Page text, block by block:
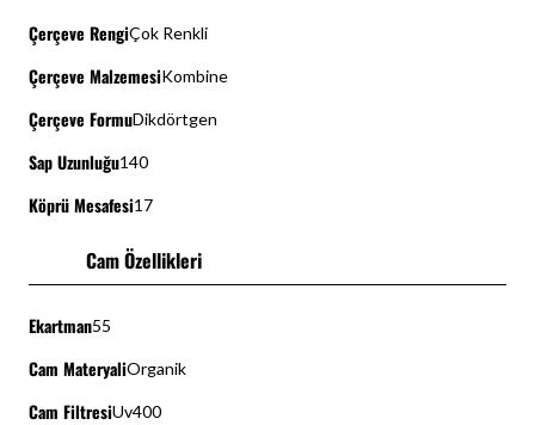
Çerçeve RengiÇok Renkli
Çerçeve MalzemesiKombine
Çerçeve FormuDikdörtgen
Sap Uzunluğu140
Köprü Mesafesi17
Cam Özellikleri
Ekartman55
Cam MateryaliOrganik
Cam FiltresiUv400